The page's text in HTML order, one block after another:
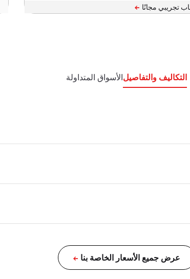
التكاليف والتفاصيلالأسواق المتداولة